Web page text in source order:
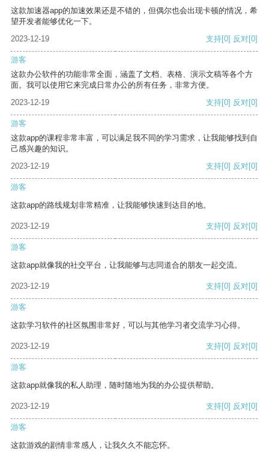
这款加速器app的加速效果还是不错的，但偶尔也会出现卡顿的情况，希
望开发者能够优化一下。
2023-12-19
支持[0] 反对[0]
游客
这款办公软件的功能非常全面，涵盖了文档、表格、演示文稿等各个方
面。我可以使用它来完成日常办公的所有任务，非常方便。
2023-12-19
支持[0] 反对[0]
游客
这款app的课程非常丰富，可以满足我不同的学习需求，让我能够找到自
己感兴趣的知识。
2023-12-19
支持[0] 反对[0]
游客
这款app的路线规划非常精准，让我能够快速到达目的地。
2023-12-19 支持[0] 反对[0]
游客
这款app就像我的社交平台，让我能够与志同道合的朋友一起交流。
2023-12-19 支持[0] 反对[0]
游客
这款学习软件的社区氛围非常好，可以与其他学习者交流学习心得。
2023-12-19 支持[0] 反对[0]
游客
这款app就像我的私人助理，随时随地为我的办公提供帮助。
2023-12-19 支持[0] 反对[0]
游客
这款游戏的剧情非常感人，让我久久不能忘怀。